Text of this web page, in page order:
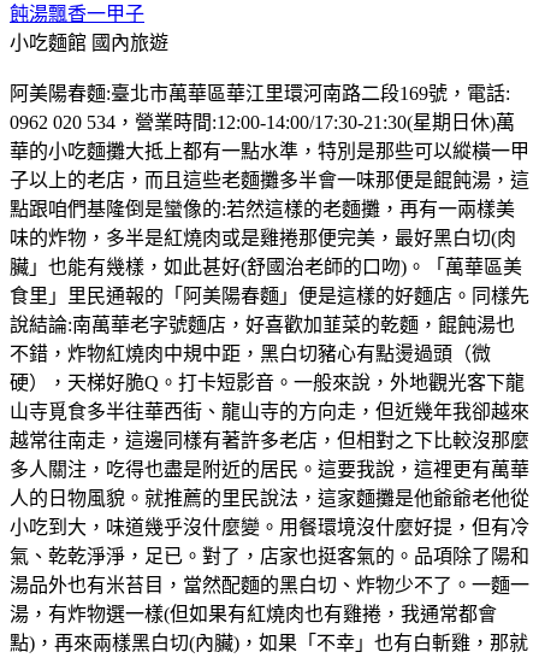
飩湯飄香一甲子
小吃麵館 國內旅遊
阿美陽春麵:臺北市萬華區華江里環河南路二段169號，電話:
0962 020 534，營業時間:12:00-14:00/17:30-21:30(星期日休)萬
華的小吃麵攤大抵上都有一點水準，特別是那些可以縱橫一甲
子以上的老店，而且這些老麵攤多半會一味那便是餛飩湯，這
點跟咱們基隆倒是蠻像的:若然這樣的老麵攤，再有一兩樣美
味的炸物，多半是紅燒肉或是雞捲那便完美，最好黑白切(肉
臟」也能有幾樣，如此甚好(舒國治老師的口吻)。「萬華區美
食里」里民通報的「阿美陽春麵」便是這樣的好麵店。同樣先
說結論:南萬華老字號麵店，好喜歡加韮菜的乾麵，餛飩湯也
不錯，炸物紅燒肉中規中距，黑白切豬心有點燙過頭（微
硬），天梯好脆Q。打卡短影音。一般來說，外地觀光客下龍
山寺覓食多半往華西街、龍山寺的方向走，但近幾年我卻越來
越常往南走，這邊同樣有著許多老店，但相對之下比較沒那麼
多人關注，吃得也盡是附近的居民。這要我說，這裡更有萬華
人的日物風貌。就推薦的里民說法，這家麵攤是他爺爺老他從
小吃到大，味道幾乎沒什麼變。用餐環境沒什麼好提，但有冷
氣、乾乾淨淨，足已。對了，店家也挺客氣的。品項除了陽和
湯品外也有米苔目，當然配麵的黑白切、炸物少不了。一麵一
湯，有炸物選一樣(但如果有紅燒肉也有雞捲，我通常都會
點)，再來兩樣黑白切(內臟)，如果「不幸」也有白斬雞，那就